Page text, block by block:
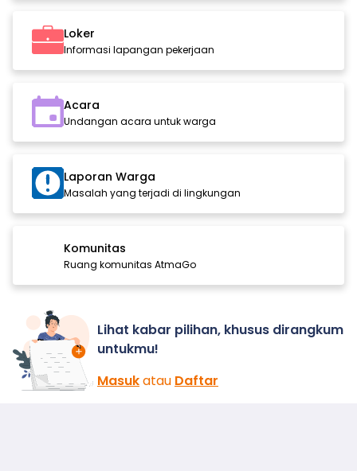
Loker
Informasi lapangan pekerjaan
Acara
Undangan acara untuk warga
Laporan Warga
Masalah yang terjadi di lingkungan
Komunitas
Ruang komunitas AtmaGo
Lihat kabar pilihan, khusus dirangkum
untukmu!
Masukatau Daftar